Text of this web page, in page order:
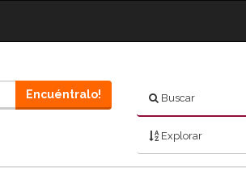
Buscar
Explorar
Encuéntralo!